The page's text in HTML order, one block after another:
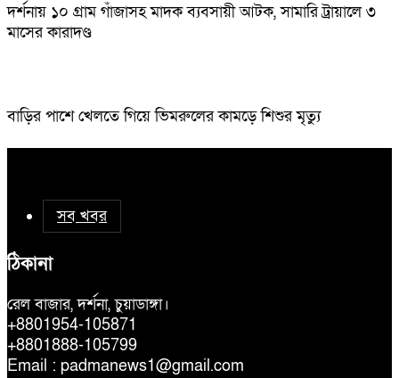
দর্শনায় ১০ গ্রাম গাঁজাসহ মাদক ব্যবসায়ী আটক, সামারি ট্রায়ালে ৩
মাসের কারাদণ্ড
বাড়ির পাশে খেলতে গিয়ে ভিমরুলের কামড়ে শিশুর মৃত্যু
সব খবর
ঠিকানা
রেল বাজার, দর্শনা, চুয়াডাঙ্গা।
+8801954-105871
+8801888-105799
Email : padmanews1@gmail.com